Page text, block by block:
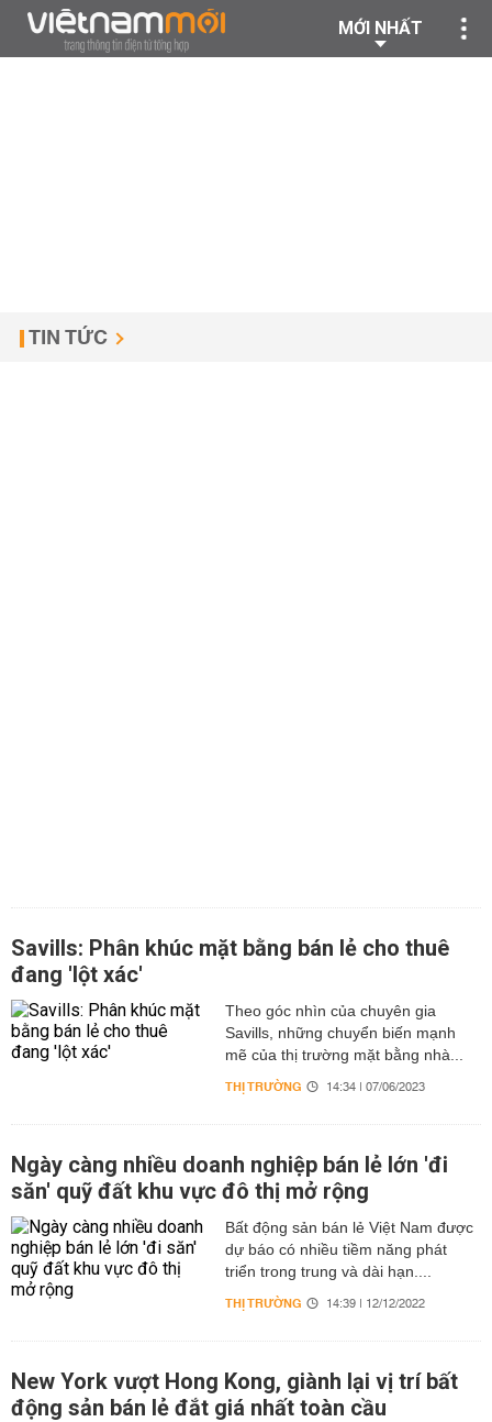
MỚI NHẤT
TIN TỨC
Savills: Phân khúc mặt bằng bán lẻ cho thuê
đang 'lột xác'
Theo góc nhìn của chuyên gia
Savills, những chuyển biến mạnh
mẽ của thị trường mặt bằng nhà...
THỊ TRƯỜNG 14:34 | 07/06/2023
Ngày càng nhiều doanh nghiệp bán lẻ lớn 'đi
săn' quỹ đất khu vực đô thị mở rộng
Bất động sản bán lẻ Việt Nam được
dự báo có nhiều tiềm năng phát
triển trong trung và dài hạn....
THỊ TRƯỜNG 14:39 | 12/12/2022
New York vượt Hong Kong, giành lại vị trí bất
động sản bán lẻ đắt giá nhất toàn cầu